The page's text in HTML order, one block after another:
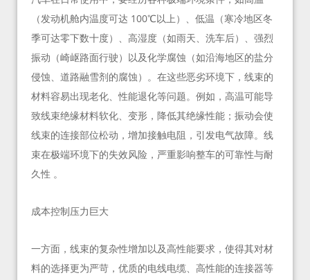
（发动机舱内温度可达 100℃以上）、低温（寒冷地区冬
季可达零下数十度）、高湿度（如雨天、洗车后）、强烈
振动（崎岖路面行驶）以及化学腐蚀（如沿海地区的盐分
侵蚀、道路融雪剂的腐蚀）。在这些恶劣环境下，线束的
材料容易出现老化、性能退化等问题。例如，高温可能导
致线束绝缘材料软化、变形，降低其绝缘性能；振动会使
线束的连接部位松动，增加接触电阻，引发电气故障。线
束在极端环境下的失效风险，严重影响整车的可靠性与耐
久性 。
成本控制压力巨大
一方面，线束的复杂性增加以及高性能要求，使得其对材
料的选择更为严苛，优质的电线电缆、高性能的连接器等